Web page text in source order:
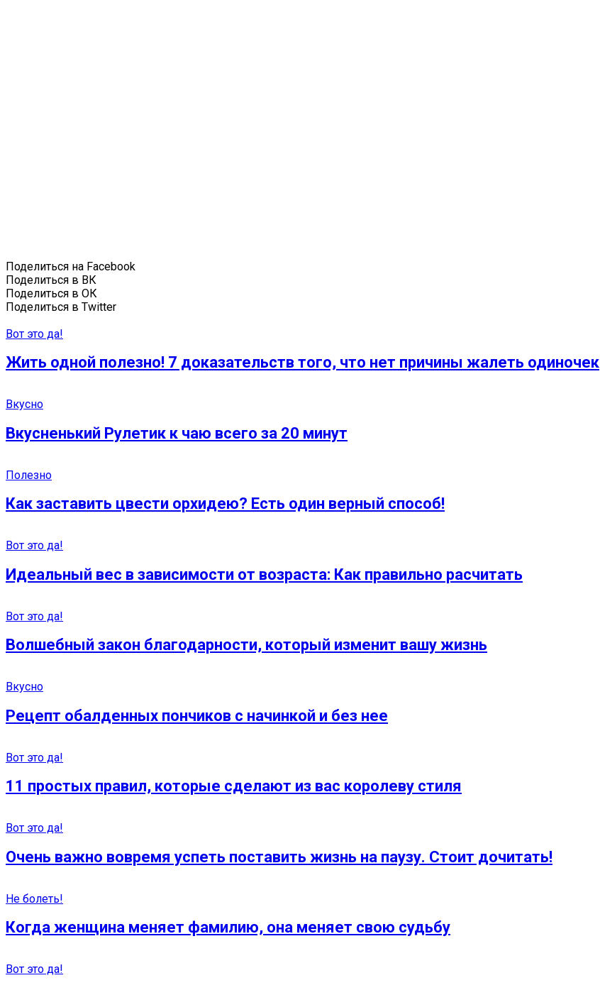
Поделиться на Facebook
Поделиться в ВК
Поделиться в ОК
Поделиться в Twitter
Вот это да!
Жить одной полезно! 7 доказательств того, что нет причины жалеть одиночек
Вкусно
Вкусненький Рулетик к чаю всего за 20 минут
Полезно
Как заставить цвести орхидею? Есть один верный способ!
Вот это да!
Идеальный вес в зависимости от возраста: Как правильно расчитать
Вот это да!
Волшебный закон благодарности, который изменит вашу жизнь
Вкусно
Рецепт обалденных пончиков с начинкой и без нее
Вот это да!
11 простых правил, которые сделают из вас королеву стиля
Вот это да!
Очень важно вовремя успеть поставить жизнь на паузу. Стоит дочитать!
Не болеть!
Когда женщина меняет фамилию, она меняет свою судьбу
Вот это да!